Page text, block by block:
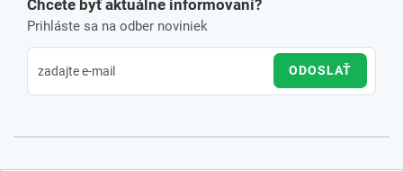
Chcete byť aktuálne informovaní?
Prihláste sa na odber noviniek
ODOSLAŤ